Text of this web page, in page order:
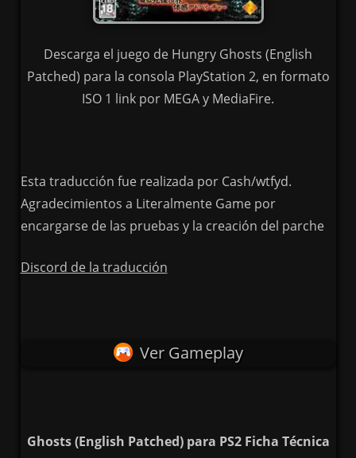
Descarga el juego de Hungry Ghosts (English
Patched) para la consola PlayStation 2, en formato
ISO 1 link por MEGA y MediaFire.
Esta traducción fue realizada por Cash/wtfyd.
Agradecimientos a Literalmente Game por
encargarse de las pruebas y la creación del parche
Discord de la traducción
Ver Gameplay
Ghosts (English Patched) para PS2 Ficha Técnica